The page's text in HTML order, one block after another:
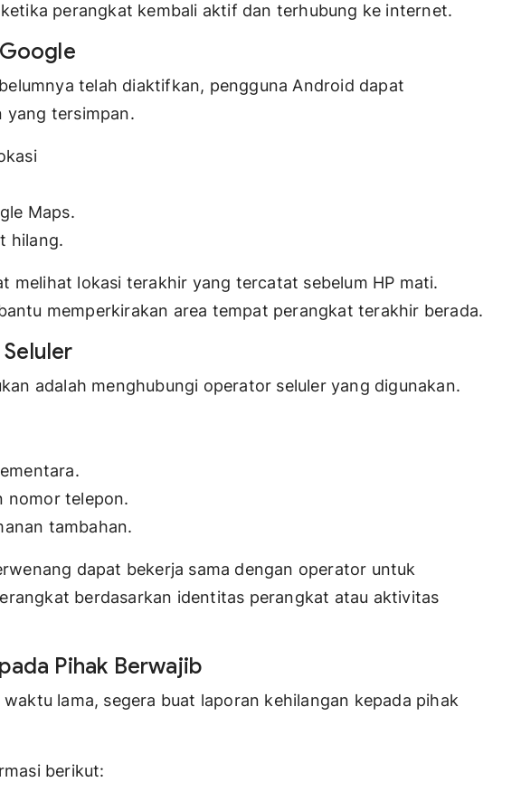
perangkat kembali aktif dan terhubung ke internet.
telah diaktifkan, pengguna Android dapat
yang tersimpan.
Maps.
hilang.
melihat lokasi terakhir yang tercatat sebelum HP mati.
memperkirakan area tempat perangkat terakhir berada.
adalah menghubungi operator seluler yang digunakan.
nomor telepon.
tambahan.
dapat bekerja sama dengan operator untuk
berdasarkan identitas perangkat atau aktivitas
Pihak Berwajib
lama, segera buat laporan kehilangan kepada pihak
berikut: